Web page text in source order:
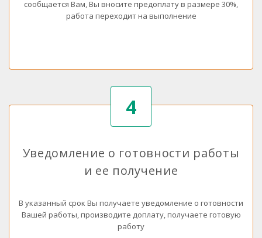
сообщается Вам, Вы вносите предоплату в размере 30%,
работа переходит на выполнение
4
Уведомление о готовности работы
и ее получение
В указанный срок Вы получаете уведомление о готовности
Вашей работы, производите доплату, получаете готовую
работу